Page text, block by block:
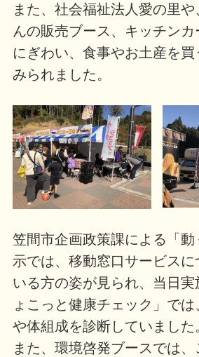
また、社会福祉法人愛の里や
んの販売ブース、キッチン
にぎわい、食事やお土産を買
みられました。
笠間市企画政策課による「
示では、移動窓口サービスに
いる方の姿が見られ、当日実
ょこっと健康チェック」で
や体組成を診断していました
また、環境啓発ブースでは